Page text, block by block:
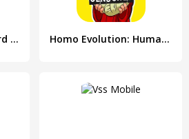
Evolution: Flight Board Game Homo Evolution: Human Origins